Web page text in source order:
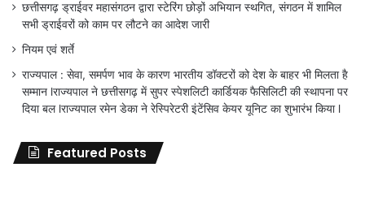
छत्तीसगढ़ ड्राईवर महासंगठन द्वारा स्टेरिंग छोड़ों अभियान स्थगित, संगठन में शामिल
सभी ड्राईवरों को काम पर लौटने का आदेश जारी
नियम एवं शर्ते
राज्यपाल : सेवा, समर्पण भाव के कारण भारतीय डॉक्टरों को देश के बाहर भी मिलता है
सम्मान lराज्यपाल ने छत्तीसगढ़ में सुपर स्पेशलिटी कार्डियक फैसिलिटी की स्थापना पर
दिया बल lराज्यपाल रमेन डेका ने रेस्पिरेटरी इंटेंसिव केयर यूनिट का शुभारंभ किया l
Featured Posts